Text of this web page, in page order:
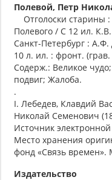
Полевой, Петр
Отголоски старины :
Полевого / С 12 ил.
Санкт-Петербург :
10 л. ил. : фронт.
Содерж.: Великое
подвиг; Жалоба.
.
I. Лебедев, Клавдий
Николай Семенович
Источник
Место хранения
фонд «Связь времен».
Издательство